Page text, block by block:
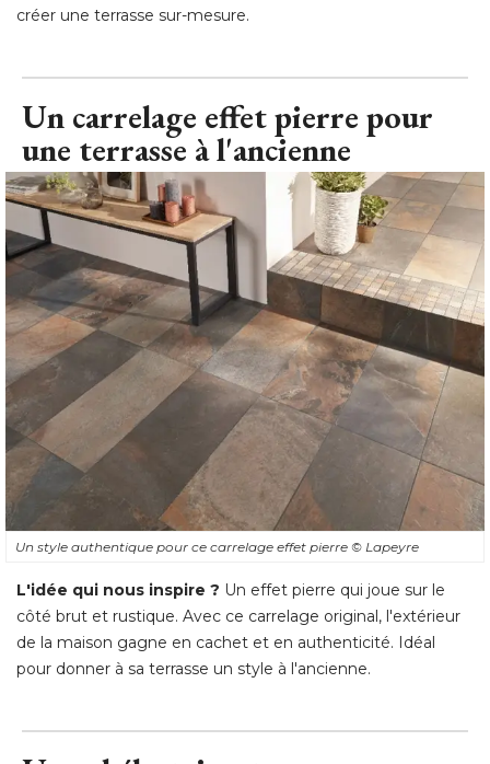
créer une terrasse sur-mesure.
Un carrelage effet pierre pour
une terrasse à l'ancienne
Un style authentique pour ce carrelage effet pierre © Lapeyre
L'idée qui nous inspire ? Un effet pierre qui joue sur le
côté brut et rustique. Avec ce carrelage original, l'extérieur
de la maison gagne en cachet et en authenticité. Idéal
pour donner à sa terrasse un style à l'ancienne.